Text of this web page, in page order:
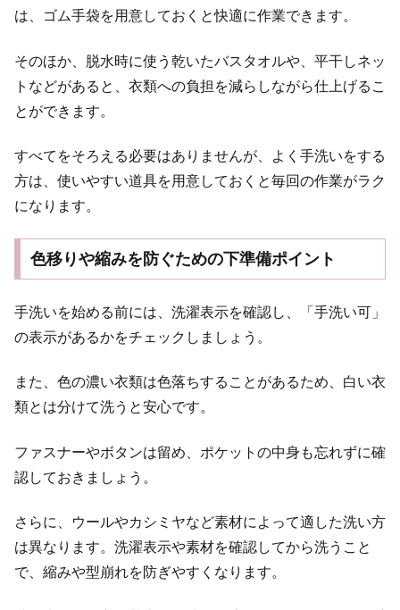
は、ゴム手袋を用意しておくと快適に作業できます。
そのほか、脱水時に使う乾いたバスタオルや、平干しネッ
トなどがあると、衣類への負担を減らしながら仕上げるこ
とができます。
すべてをそろえる必要はありませんが、よく手洗いをする
方は、使いやすい道具を用意しておくと毎回の作業がラク
になります。
色移りや縮みを防ぐための下準備ポイント
手洗いを始める前には、洗濯表示を確認し、「手洗い可」
の表示があるかをチェックしましょう。
また、色の濃い衣類は色落ちすることがあるため、白い衣
類とは分けて洗うと安心です。
ファスナーやボタンは留め、ポケットの中身も忘れずに確
認しておきましょう。
さらに、ウールやカシミヤなど素材によって適した洗い方
は異なります。洗濯表示や素材を確認してから洗うこと
で、縮みや型崩れを防ぎやすくなります。